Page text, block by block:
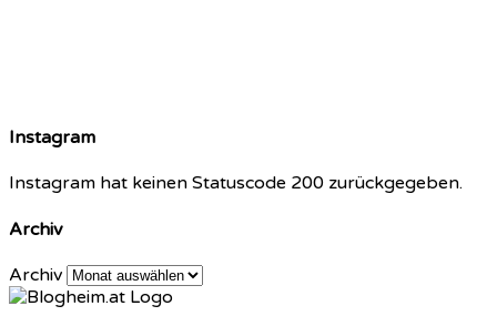
Instagram
Instagram hat keinen Statuscode 200 zurückgegeben.
Archiv
Archiv